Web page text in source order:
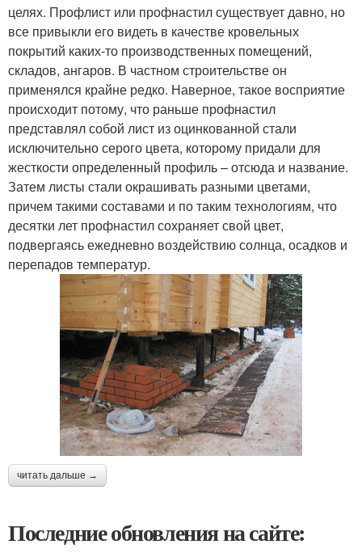
целях. Профлист или профнастил существует давно, но
все привыкли его видеть в качестве кровельных
покрытий каких-то производственных помещений,
складов, ангаров. В частном строительстве он
применялся крайне редко. Наверное, такое восприятие
происходит потому, что раньше профнастил
представлял собой лист из оцинкованной стали
исключительно серого цвета, которому придали для
жесткости определенный профиль – отсюда и название.
Затем листы стали окрашивать разными цветами,
причем такими составами и по таким технологиям, что
десятки лет профнастил сохраняет свой цвет,
подвергаясь ежедневно воздействию солнца, осадков и
перепадов температур.
читать дальше →
Последние обновления на сайте: